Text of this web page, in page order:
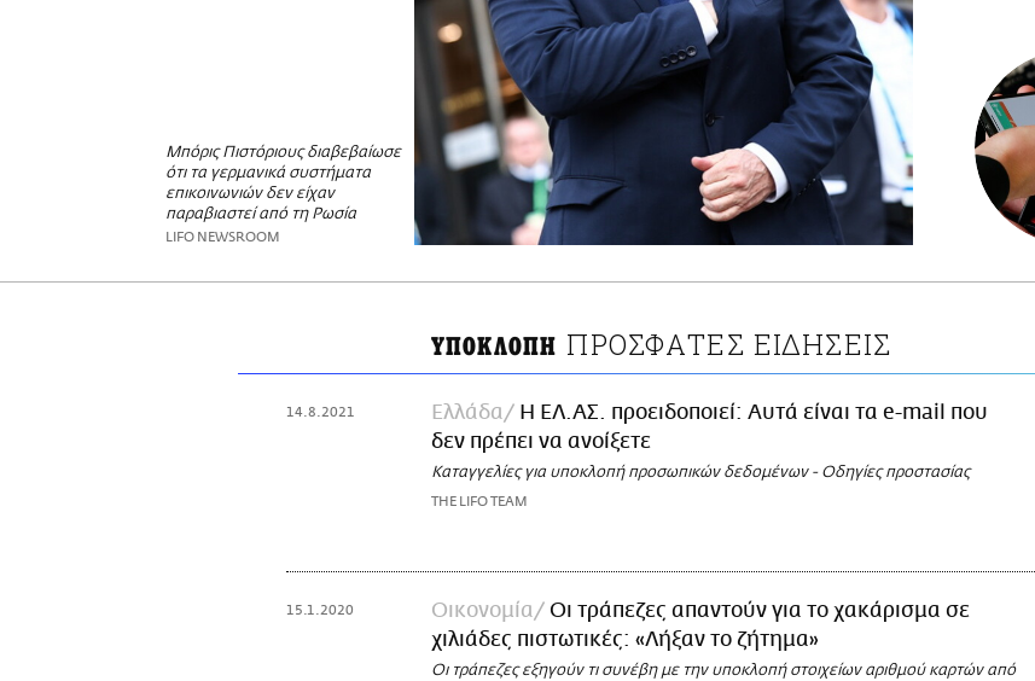
Μπόρις Πιστόριους διαβεβαίωσε
ότι τα γερμανικά συστήματα
επικοινωνιών δεν είχαν
παραβιαστεί από τη Ρωσία
LIFO NEWSROOM
ΥΠΟΚΛΟΠΗ ΠΡΟΣΦΑΤΕΣ ΕΙΔΗΣΕΙΣ
14.8.2021 Ελλάδα
Η ΕΛ.ΑΣ. προειδοποιεί: Αυτά είναι τα e-mail που
δεν πρέπει να ανοίξετε
Καταγγελίες για υποκλοπή προσωπικών δεδομένων - Οδηγίες προστασίας
THE LIFO TEAM
15.1.2020 Οικονομία
Οι τράπεζες απαντούν για το χακάρισμα σε
χιλιάδες πιστωτικές: «Λήξαν το ζήτημα»
Οι τράπεζες εξηγούν τι συνέβη με την υποκλοπή στοιχείων αριθμού καρτών από